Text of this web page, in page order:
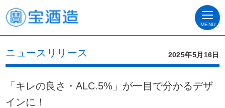
MENU
ニュースリリース 2025年5月16日
「キレの良さ・ALC.5%」が一目で分かるデザ
インに！